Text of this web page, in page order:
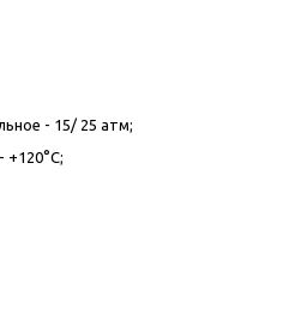
- 15/ 25 атм;
+120°С;